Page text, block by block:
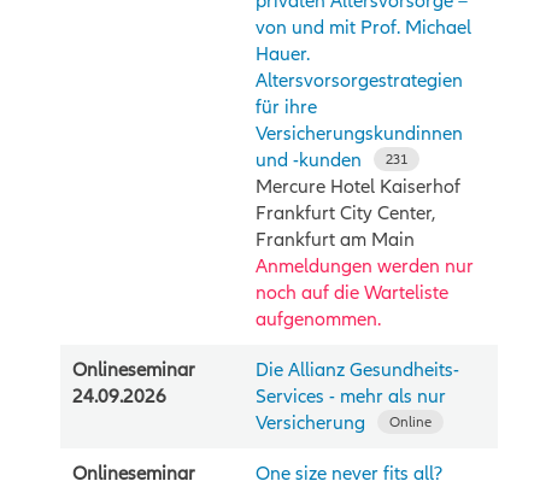
von und mit Prof. Michael
Hauer.
Altersvorsorgestrategien
für ihre
Versicherungskundinnen
und -kunden
231
Mercure Hotel Kaiserhof
Frankfurt City Center,
Frankfurt am Main
Anmeldungen werden nur
noch auf die Warteliste
aufgenommen.
Onlineseminar
24.09.2026
Die Allianz Gesundheits-
Services - mehr als nur
Versicherung
Online
Onlineseminar
One size never fits all?